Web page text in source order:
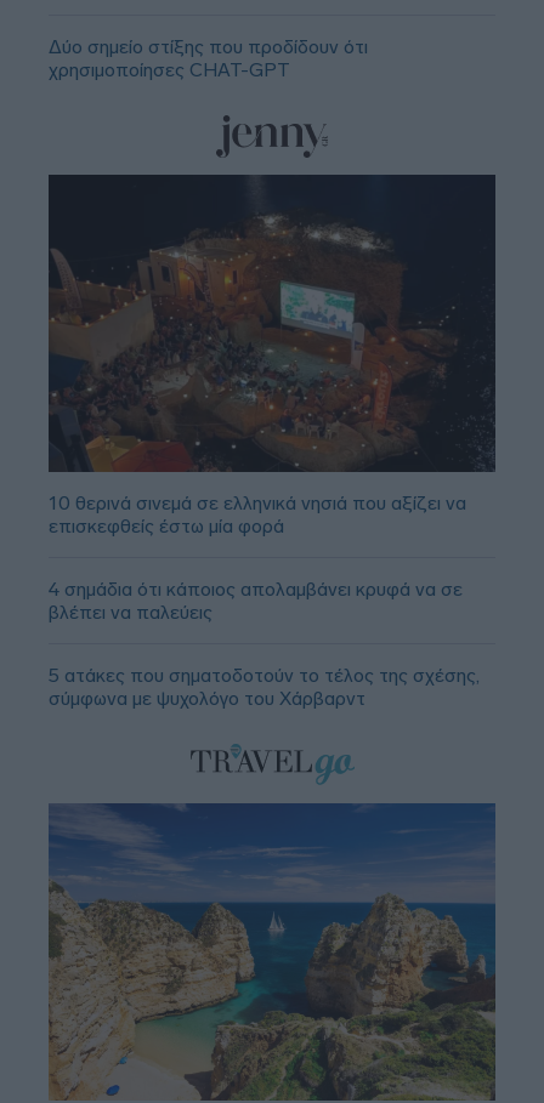
Δύο σημείο στίξης που προδίδουν ότι
χρησιμοποίησες CHAT-GPT
10 θερινά σινεμά σε ελληνικά νησιά που αξίζει να
επισκεφθείς έστω μία φορά
4 σημάδια ότι κάποιος απολαμβάνει κρυφά να σε
βλέπει να παλεύεις
5 ατάκες που σηματοδοτούν το τέλος της σχέσης,
σύμφωνα με ψυχολόγο του Χάρβαρντ